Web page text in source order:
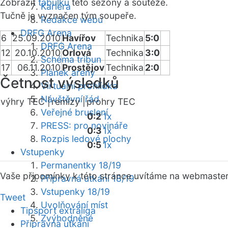
Kariéra
Redakce webu
DRFG Arena
DRFG Arena
Schéma tribun
Plánek areny
Virtuální prohlídka
Návštěvní řád
Veřejné bruslení
PRESS: pro novináře
Rozpis ledové plochy
Vstupenky
Permanentky 18/19
Přípravná utkání 18/19
Vstupenky 18/19
Uvolňování míst
Zvýhodněné
Zobrazit tabulku této sezóny a soutěže.
Tučně je vyznačen tým soupeře.
6 25.09.2010Havířov Technika 5:0
12 20.10.2010Orlová Technika 3:0
17
06.11.2010 ProstějovTechnika 2:0
Četnost výsledků
výhry TEC |remízy | prohry TEC
0:21x
0:31x
0:51x
Vaše připomínky k této stránce uvítáme na webmaster
Tweet
Tipsport extraliga
Přípravná utkání